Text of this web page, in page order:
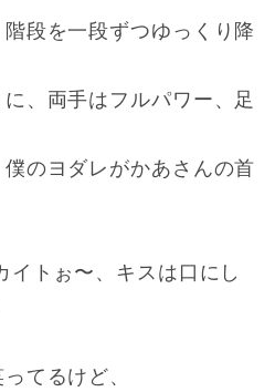
段を一段ずつゆっくり降
、両手はフルパワー、足
のヨダレがかあさんの首
イトぉ〜、キスは口にし
てるけど、